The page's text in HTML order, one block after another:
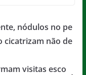
nódulos no pe
cicatrizam não de
visitas esco